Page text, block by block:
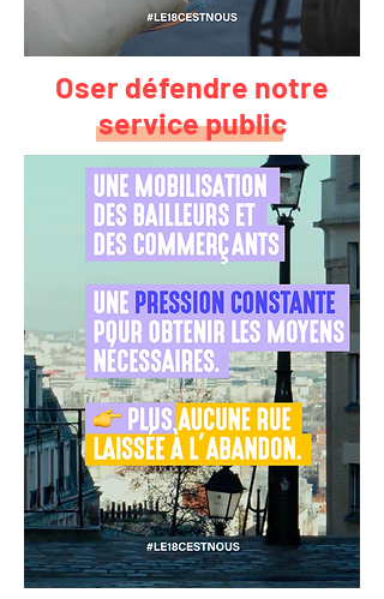
Oser défendre notre
service public